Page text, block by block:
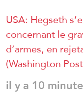
USA: Hegseth
concernant le
d’armes, en
(Washington
il y a 10